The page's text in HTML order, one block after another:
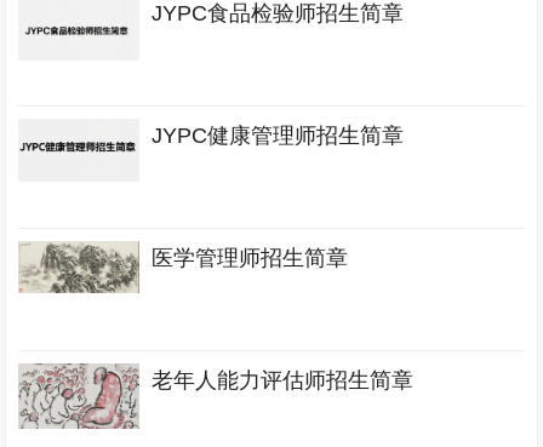
JYPC食品检验师招生简章
JYPC健康管理师招生简章
医学管理师招生简章
老年人能力评估师招生简章